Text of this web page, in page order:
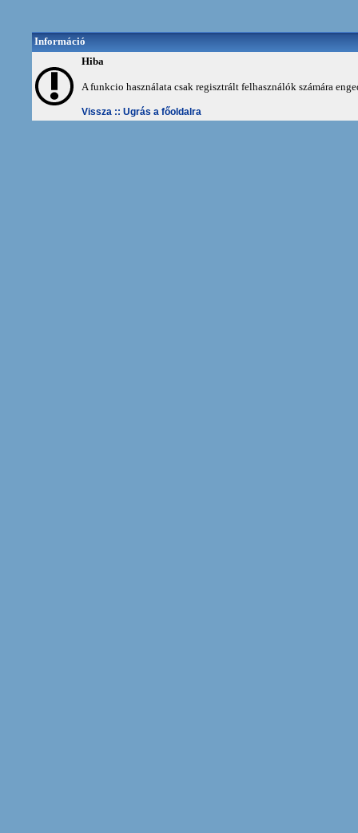
Információ
Hiba
A funkcio használata csak regisztrált felhasználók számára
Vissza :: Ugrás a főoldalra